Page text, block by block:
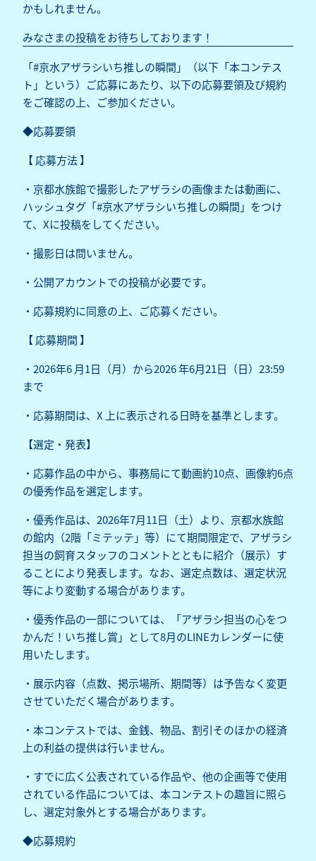
かもしれません。
みなさまの投稿をお待ちしております！
「#京水アザラシいち推しの瞬間」（以下「本コンテス
ト」という）ご応募にあたり、以下の応募要領及び規約
をご確認の上、ご参加ください。
◆応募要領
【 応募方法 】
・京都水族館で撮影したアザラシの画像または動画に、
ハッシュタグ「#京水アザラシいち推しの瞬間」をつけ
て、Xに投稿をしてください。
・撮影日は問いません。
・公開アカウントでの投稿が必要です。
・応募規約に同意の上、ご応募ください。
【 応募期間 】
・2026年6 月1日（月）から2026 年6月21日（日）23:59
まで
・応募期間は、X 上に表示される日時を基準とします。
【選定・発表】
・応募作品の中から、事務局にて動画約10点、画像約6点
の優秀作品を選定します。
・優秀作品は、2026年7月11日（土）より、京都水族館
の館内（2階「ミテッテ」等）にて期間限定で、アザラシ
担当の飼育スタッフのコメントとともに紹介（展示）す
ることにより発表します。なお、選定点数は、選定状況
等により変動する場合があります。
・優秀作品の一部については、「アザラシ担当の心をつ
かんだ！いち推し賞」として8月のLINEカレンダーに使
用いたします。
・展示内容（点数、掲示場所、期間等）は予告なく変更
させていただく場合があります。
・本コンテストでは、金銭、物品、割引そのほかの経済
上の利益の提供は行いません。
・すでに広く公表されている作品や、他の企画等で使用
されている作品については、本コンテストの趣旨に照ら
し、選定対象外とする場合があります。
◆応募規約